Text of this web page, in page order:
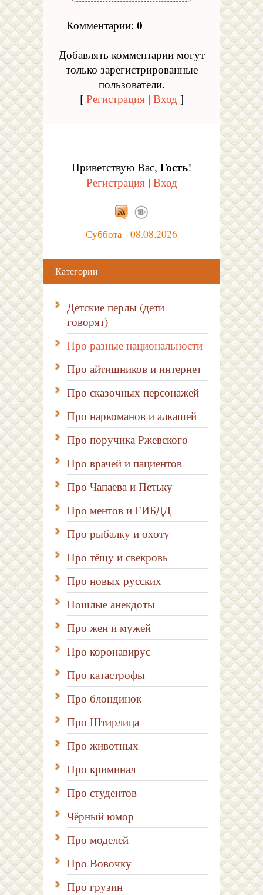
Комментарии: 0
Добавлять комментарии могут
только зарегистрированные
пользователи.
[ Регистрация| Вход ]
Приветствую Вас, Гость!
Регистрация| Вход
Суббота 08.08.2026
Категории
Детские перлы (дети
говорят)
Про разные национальности
Про айтишников и интернет
Про сказочных персонажей
Про наркоманов и алкашей
Про поручика Ржевского
Про врачей и пациентов
Про Чапаева и Петьку
Про ментов и ГИБДД
Про рыбалку и охоту
Про тёщу и свекровь
Про новых русских
Пошлые анекдоты
Про жен и мужей
Про коронавирус
Про катастрофы
Про блондинок
Про Штирлица
Про животных
Про криминал
Про студентов
Чёрный юмор
Про моделей
Про Вовочку
Про грузин